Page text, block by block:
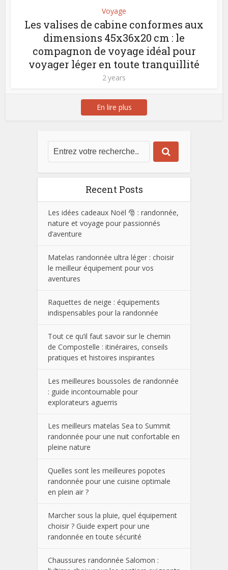
Voyage
Les valises de cabine conformes aux
dimensions 45x36x20 cm : le
compagnon de voyage idéal pour
voyager léger en toute tranquillité
2 years
En lire plus
Recent Posts
Les idées cadeaux Noël 🎅 : randonnée,
nature et voyage pour passionnés
d’aventure
Matelas randonnée ultra léger : choisir
le meilleur équipement pour vos
aventures
Raquettes de neige : équipements
indispensables pour la randonnée
Tout ce qu’il faut savoir sur le chemin
de Compostelle : itinéraires, conseils
pratiques et histoires inspirantes
Les meilleures boussoles de randonnée
: guide incontournable pour
explorateurs aguerris
Les meilleurs matelas Sea to Summit
randonnée pour une nuit confortable en
pleine nature
Quelles sont les meilleures popotes
randonnée pour une cuisine optimale
en plein air ?
Marcher sous la pluie, quel équipement
choisir ? Guide expert pour une
randonnée en toute sécurité
Chaussures randonnée Salomon :